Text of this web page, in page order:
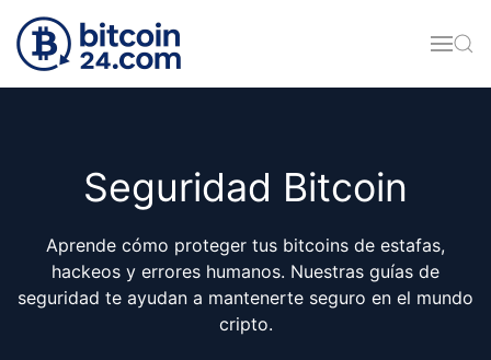
Skip to main content
Seguridad Bitcoin
Aprende cómo proteger tus bitcoins de estafas,
hackeos y errores humanos. Nuestras guías de
seguridad te ayudan a mantenerte seguro en el mundo
cripto.